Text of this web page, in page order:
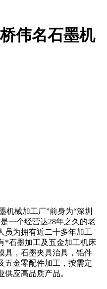
伟名石墨机
机械加工厂”前身为“深圳
一个经营达28年之久的老
员为拥有近二十多年加工
*石墨加工及五金加工机床
具，石墨夹具治具，铝件
五金零配件加工，按需定
应高品质产品。